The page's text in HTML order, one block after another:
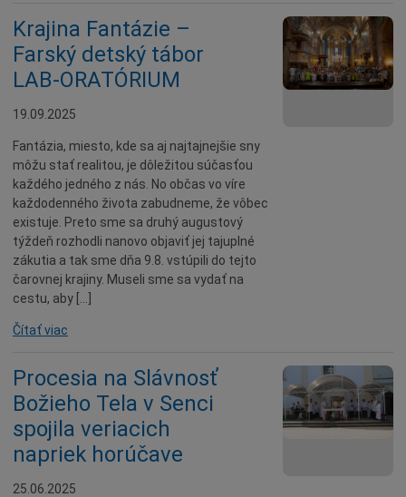
Krajina Fantázie –
Farský detský tábor
LAB-ORATÓRIUM
19.09.2025
Fantázia, miesto, kde sa aj najtajnejšie sny
môžu stať realitou, je dôležitou súčasťou
každého jedného z nás. No občas vo víre
každodenného života zabudneme, že vôbec
existuje. Preto sme sa druhý augustový
týždeň rozhodli nanovo objaviť jej tajuplné
zákutia a tak sme dňa 9.8. vstúpili do tejto
čarovnej krajiny. Museli sme sa vydať na
cestu, aby […]
Čítať viac
Procesia na Slávnosť
Božieho Tela v Senci
spojila veriacich
napriek horúčave
25.06.2025